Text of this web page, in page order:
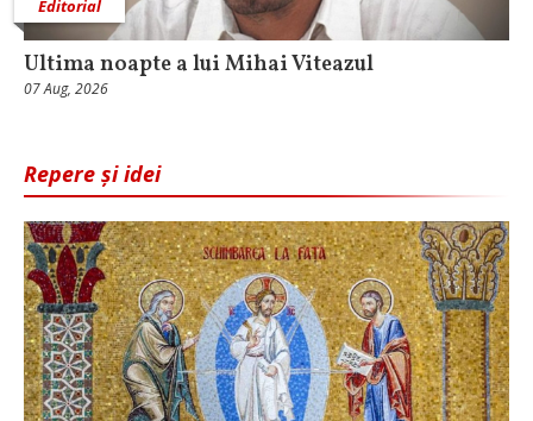
Editorial
Ultima noapte a lui Mihai Viteazul
07 Aug, 2026
Repere și idei